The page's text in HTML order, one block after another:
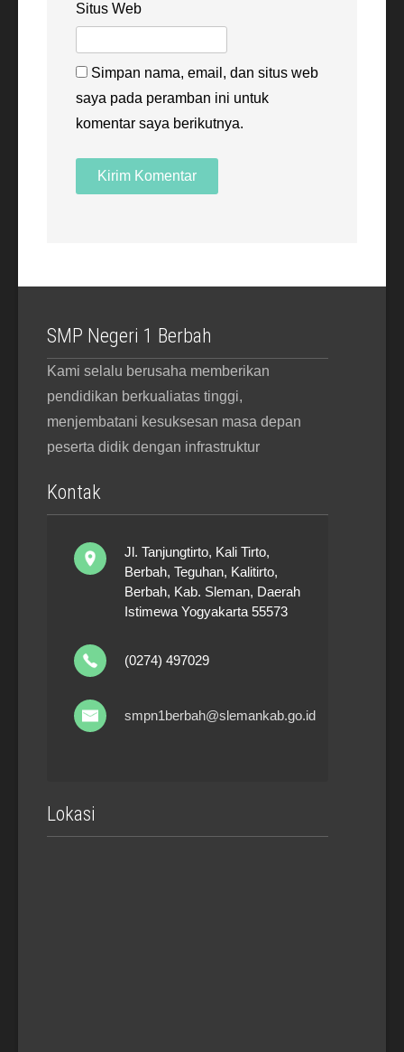
Situs Web
Simpan nama, email, dan situs web
saya pada peramban ini untuk
komentar saya berikutnya.
SMP Negeri 1 Berbah
Kami selalu berusaha memberikan
pendidikan berkualiatas tinggi,
menjembatani kesuksesan masa depan
peserta didik dengan infrastruktur
Kontak
Jl. Tanjungtirto, Kali Tirto,
Berbah, Teguhan, Kalitirto,
Berbah, Kab. Sleman, Daerah
Istimewa Yogyakarta 55573
(0274) 497029
smpn1berbah@slemankab.go.id
Lokasi